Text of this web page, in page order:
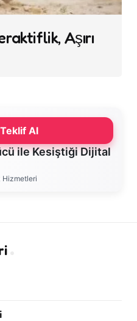
Aşırı
ile Kesiştiği Dijital
Hizmetleri
Al